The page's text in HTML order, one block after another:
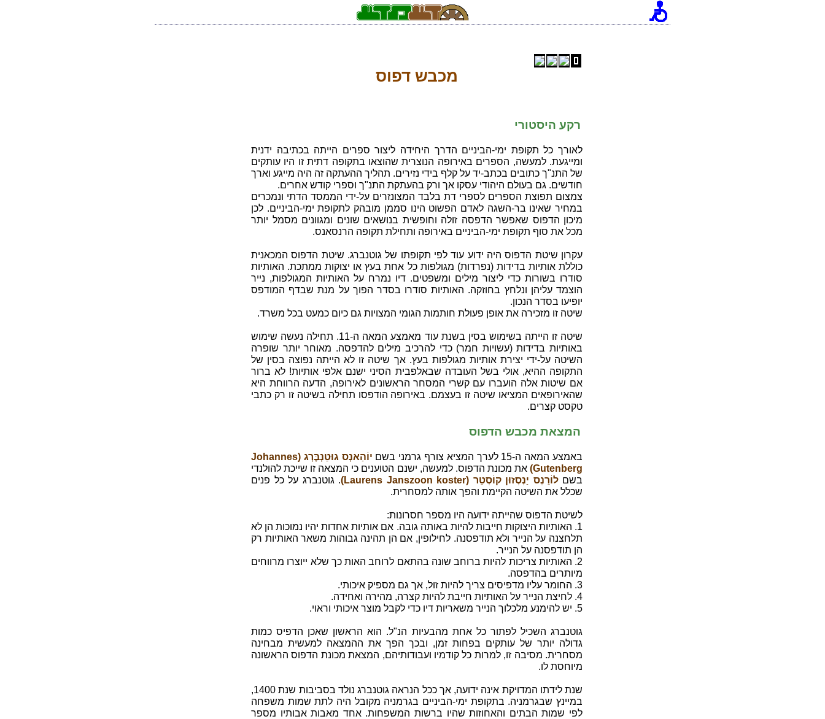
מכבש דפוס
רקע היסטורי
לאורך כל תקופת ימי-הביניים הדרך היחידה ליצור ספרים הייתה בכתיבה ידנית
ומייגעת. למעשה, הספרים באירופה הנוצרית שהוצאו בתקופה דתית זו היו עותקים
של התנ"ך כתובים בכתב-יד על קלף בידי נזירים. תהליך ההעתקה זה היה מייגע וארך
חודשים. גם בעולם היהודי עסקו אך ורק בהעתקת התנ"ך וספרי קודש אחרים.
צמצום תפוצת הספרים לספרי דת בלבד המצונזרים על-ידי הממסד הדתי ונמכרים
במחיר שאינו בר-השגה לאדם הפשוט הינו סממן מובהק לתקופת ימי-הביניים. לכן
מיכון הדפוס שאפשר הדפסה זולה וחופשית בנושאים שונים ומגוונים מסמל יותר
מכל את סוף תקופת ימי-הביניים באירופה ותחילת תקופה הרנסאנס.
עקרון שיטת הדפוס היה ידוע עוד לפי תקופתו של גוטנברג. שיטת הדפוס המכאנית
כוללת אותיות בדידות (נפרדות) מגולפות כל אחת בעץ או יצוקות ממתכת. האותיות
סודרו בשורות כדי ליצור מילים ומשפטים. דיו נמרח על האותיות המגולפות, נייר
הוצמד עליהן ונלחץ בחוזקה. האותיות סודרו בסדר הפוך על מנת שבדף המודפס
יופיעו בסדר הנכון.
שיטה זו מזכירה את אופן פעולת חותמות הגומי המצויות גם כיום כמעט בכל משרד.
שיטה זו הייתה בשימוש בסין בשנת עוד מאמצע המאה ה-11. תחילה נעשה שימוש
באותיות בדידות (עשויות חמר) כדי להרכיב מילים להדפסה. מאוחר יותר שופרה
השיטה על-ידי יצירת אותיות מגולפות בעץ. אך שיטה זו לא הייתה נפוצה בסין של
התקופה ההיא, אולי בשל העובדה שבאלפבית הסיני ישנם אלפי אותיות! לא ברור
אם שיטות אלה הועברו עם קשרי המסחר הראשונים לאירופה, הדעה הרווחת היא
שהאירופאים המציאו שיטה זו בעצמם. באירופה הודפסו תחילה בשיטה זו רק כתבי
טקסט קצרים.
המצאת מכבש הדפוס
באמצע המאה ה-15 לערך המציא צורף גרמני בשם
יוֹהַאנְס גוּטֵנְבֶּרְג (Johannes
Gutenberg) את מכונת הדפוס. למעשה, ישנם הטוענים כי המצאה זו שייכת להולנדי
בשםלוֹרֵנְס יַנְסְזוּן קוֹסְטֵר (Laurens Janszoon koster)
. גוטנברג על כל פנים
שכלל את השיטה הקיימת והפך אותה למסחרית.
לשיטת הדפוס שהייתה ידועה היו מספר חסרונות:
1. האותיות היצוקות חייבות להיות באותה גובה. אם אותיות אחדות יהיו נמוכות הן לא
תלחצנה על הנייר ולא תודפסנה. לחילופין, אם הן תהינה גבוהות משאר האותיות רק
הן תודפסנה על הנייר.
2. האותיות צריכות להיות ברוחב שונה בהתאם לרוחב האות כך שלא ייוצרו מרווחים
מיותרים בהדפסה.
3. החומר עליו מדפיסים צריך להיות זול, אך גם מספיק איכותי.
4. לחיצת הנייר על האותיות חייבת להיות קצרה, מהירה ואחידה.
5. יש להימנע מלכלוך הנייר משאריות דיו כדי לקבל מוצר איכותי וראוי.
גוטנברג השכיל לפתור כל אחת מהבעיות הנ"ל. הוא הראשון שאכן הדפיס כמות
גדולה יותר של עותקים בפחות זמן, ובכך הפך את ההמצאה למעשית מבחינה
מסחרית. מסיבה זו, למרות כל קודמיו ועבודותיהם, המצאת מכונת הדפוס הראשונה
מיוחסת לו.
שנת לידתו המדויקת אינה ידועה, אך ככל הנראה גוטנברג נולד בסביבות שנת 1400,
במיינץ שבגרמניה. בתקופת ימי-הביניים בגרמניה מקובל היה לתת שמות משפחה
לפי שמות הבתים והאחוזות שהיו ברשות המשפחות. אחד מאבות אבותיו מספר